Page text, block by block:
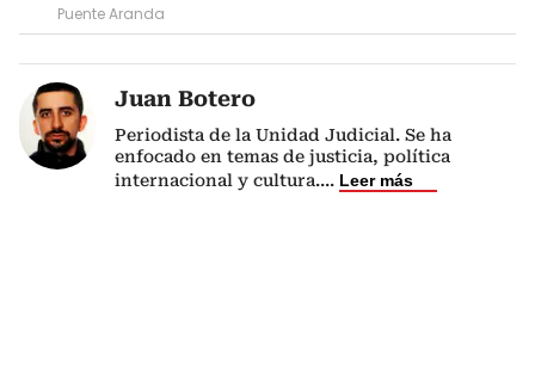
Puente Aranda
Juan Botero
Periodista de la Unidad Judicial. Se ha
enfocado en temas de justicia, política
internacional y cultura.... Leer más